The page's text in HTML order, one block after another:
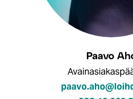
Paavo